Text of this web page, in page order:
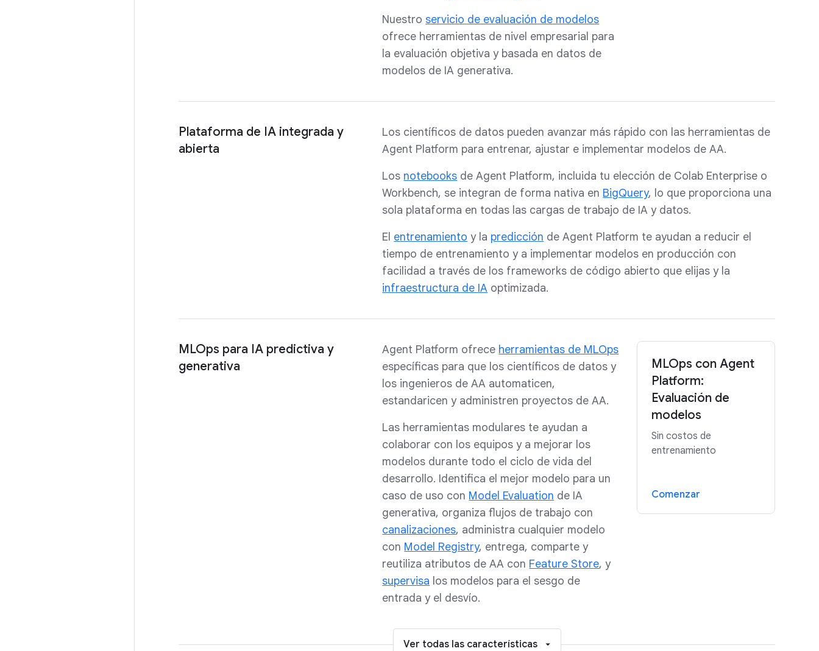
Nuestro servicio de evaluación de modelos
ofrece herramientas de nivel empresarial para
la evaluación objetiva y basada en datos de
modelos de IA generativa.
Plataforma de IA integrada y
abierta
Los científicos de datos pueden avanzar más rápido con las herramientas de
Agent Platform para entrenar, ajustar e implementar modelos de AA.
Los notebooks de Agent Platform, incluida tu elección de Colab Enterprise o
Workbench, se integran de forma nativa en BigQuery, lo que proporciona una
sola plataforma en todas las cargas de trabajo de IA y datos.
El entrenamiento y la predicción de Agent Platform te ayudan a reducir el
tiempo de entrenamiento y a implementar modelos en producción con
facilidad a través de los frameworks de código abierto que elijas y la
infraestructura de IA optimizada.
MLOps para IA predictiva y
generativa
Agent Platform ofrece herramientas de MLOps
específicas para que los científicos de datos y
los ingenieros de AA automaticen,
estandaricen y administren proyectos de AA.
Las herramientas modulares te ayudan a
colaborar con los equipos y a mejorar los
modelos durante todo el ciclo de vida del
desarrollo. Identifica el mejor modelo para un
caso de uso con Model Evaluation de IA
generativa, organiza flujos de trabajo con
canalizaciones, administra cualquier modelo
con Model Registry, entrega, comparte y
reutiliza atributos de AA con Feature Store, y
supervisa los modelos para el sesgo de
entrada y el desvío.
MLOps con Agent
Platform:
Evaluación de
modelos
Sin costos de
entrenamiento
Comenzar
Ver todas las características